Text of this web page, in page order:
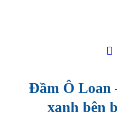
Đầm Ô Loan
xanh bên